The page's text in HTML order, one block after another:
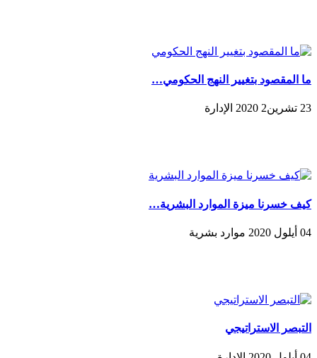
ما المقصود بتغيير النهج الحكومي…
23 تشرين2 2020 الإدارة
كيف خسرنا ميزة الموارد البشرية…
04 أيلول 2020 موارد بشرية
التبصر الاستراتيجي